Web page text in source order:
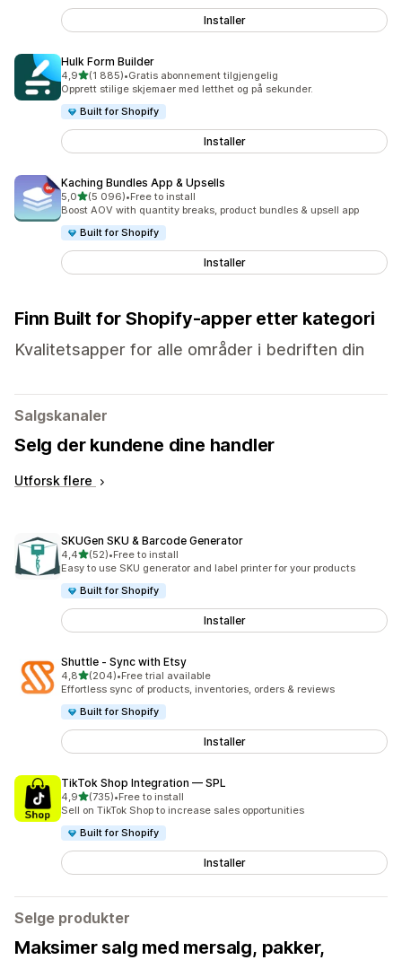
Installer
Hulk Form Builder
4,9av 5 stjerner
(1 885)
Totalt 1885 omtaler
•Gratis abonnement tilgjengelig
Opprett stilige skjemaer med letthet og på sekunder.
Built for Shopify
Installer
Kaching Bundles App & Upsells
5,0av 5 stjerner
(5 096)
Totalt 5096 omtaler
•Free to install
Boost AOV with quantity breaks, product bundles & upsell app
Built for Shopify
Installer
Finn Built for Shopify-apper etter kategori
Kvalitetsapper for alle områder i bedriften din
Salgskanaler
Selg der kundene dine handler
Utforsk flere
SKUGen SKU & Barcode Generator
4,4av 5 stjerner
(52)
Totalt 52 omtaler
•Free to install
Easy to use SKU generator and label printer for your products
Built for Shopify
Installer
Shuttle ‑ Sync with Etsy
4,8av 5 stjerner
(204)
Totalt 204 omtaler
•Free trial available
Effortless sync of products, inventories, orders & reviews
Built for Shopify
Installer
TikTok Shop Integration — SPL
4,9av 5 stjerner
(735)
Totalt 735 omtaler
•Free to install
Sell on TikTok Shop to increase sales opportunities
Built for Shopify
Installer
Selge produkter
Maksimer salg med mersalg, pakker,